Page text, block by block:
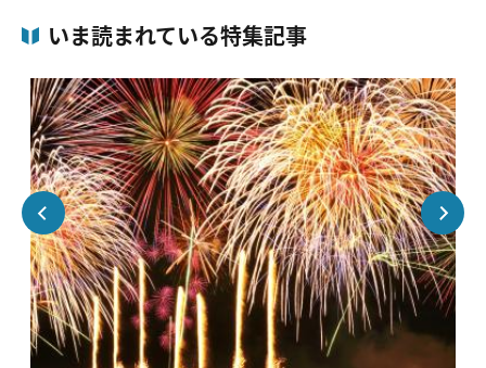
いま読まれている特集記事